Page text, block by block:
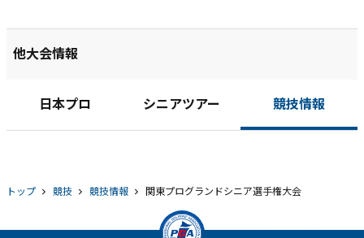
他大会情報
日本プロ シニアツアー 競技情報
トップ 競技 競技情報 関東プログランドシニア選手権大会